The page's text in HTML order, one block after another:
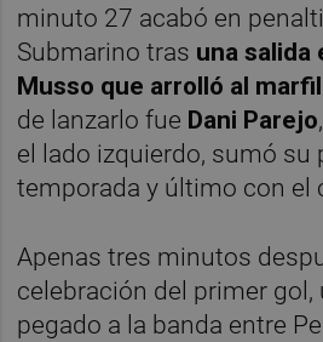
minuto 27 acabó en
Submarino tras una salida
Musso que arrolló al
de lanzarlo fue Dani Parejo
el lado izquierdo, sumó su
temporada y último con el
Apenas tres minutos
celebración del primer gol,
pegado a la banda entre